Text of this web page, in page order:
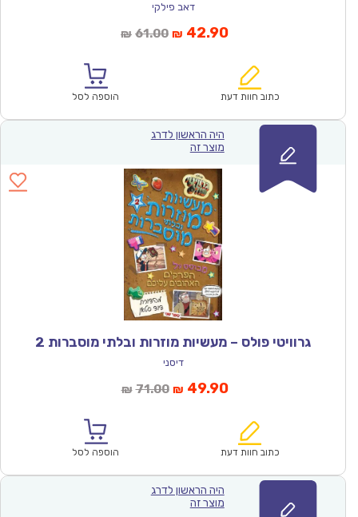
דאב פילקי
₪ 61.00המחיר
₪61.00.
₪ 42.90המחיר
הוא:
כתוב חוות דעת הוספה לסל
היה הראשון לדרג
מוצר זה
גרוויטי פולס – מעשיות מוזרות ובלתי מוסברות 2
דיסני
₪ 71.00המחיר
₪71.00.
₪ 49.90המחיר
הוא:
כתוב חוות דעת הוספה לסל
היה הראשון לדרג
מוצר זה